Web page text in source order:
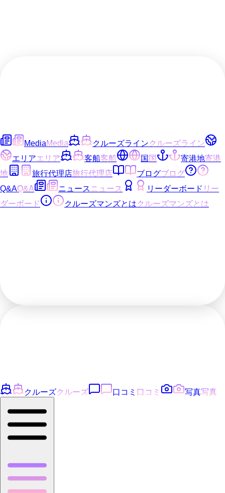
MediaMedia クルーズラインクルーズライン
エリアエリア 客船客船 国国 寄港地寄港
地
旅行代理店旅行代理店 ブログブログ
Q&AQ&A ニュース ニュース リーダーボード リー
ダーボード
クルーズマンズとはクルーズマンズとは
クルーズクルーズ 口コミ 口コミ 写真写真